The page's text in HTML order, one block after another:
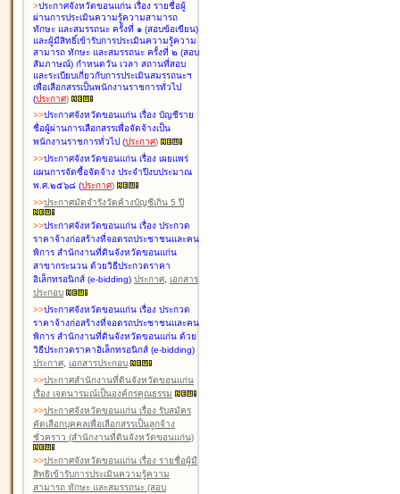
>ประกาศจังหวัดขอนแก่น เรื่อง รายชื่อผู้
ผ่านการประเมินความรู้ความสามารถ
ทักษะ และสมรรถนะ ครั้งที่ ๑ (สอบข้อเขียน)
และผู้มีสิทธิ์เข้ารับการประเมินความรู้ความ
สามารถ ทักษะ และสมรรถนะ ครั้งที่ ๒ (สอบ
สัมภาษณ์) กำหนดวัน เวลา สถานที่สอบ
และระเบียบเกี่ยวกับการประเมินสมรรถนะฯ
เพื่อเลือกสรรเป็นพนักงานราชการทั่วไป
(ประกาศ)
>>ประกาศจังหวัดขอนแก่น เรื่อง บัญชีราย
ชื่อผู้ผ่านการเลือกสรรเพื่อจัดจ้างเป็น
พนักงานราชการทั่วไป (ประกาศ)
>>ประกาศจังหวัดขอนแก่น เรื่อง เผยแพร่
แผนการจัดซื้อจัดจ้าง ประจำปีงบประมาณ
พ.ศ.๒๕๖๘ (ประกาศ)
>>ประกาศมัดจำรังวัดค้างบัญชีเกิน 5 ปี
>>ประกาศจังหวัดขอนแก่น เรื่อง ประกวด
ราคาจ้างก่อสร้างที่จอดรถประชาชนและคน
พิการ สำนักงานที่ดินจังหวัดขอนแก่น
สาขากระนวน ด้วยวิธีประกวดราคา
อิเล็กทรอนิกส์ (e-bidding) ประกาศ, เอกสาร
ประกอบ
>>ประกาศจังหวัดขอนแก่น เรื่อง ประกวด
ราคาจ้างก่อสร้างที่จอดรถประชาชนและคน
พิการ สำนักงานที่ดินจังหวัดขอนแก่น ด้วย
วิธีประกวดราคาอิเล็กทรอนิกส์ (e-bidding)
ประกาศ, เอกสารประกอบ
>>ประกาศสำนักงานที่ดินจังหวัดขอนแก่น
เรื่อง เจตนารมณ์เป็นองค์กรคุณธรรม
>>ประกาศจังหวัดขอนแก่น เรื่อง รับสมัคร
คัดเลือกบุคคลเพื่อเลือกสรรเป็นลูกจ้าง
ชั่วคราว (สำนักงานที่ดินจังหวัดขอนแก่น)
>>ประกาศจังหวัดขอนแก่น เรื่อง รายชื่อผู้มี
สิทธิเข้ารับการประเมินความรู้ความ
สามารถ ทักษะ และสมรรถนะ (สอบ